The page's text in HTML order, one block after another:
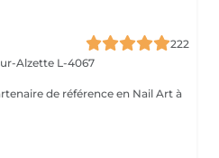
222
Alzette L-4067
de référence en Nail Art à